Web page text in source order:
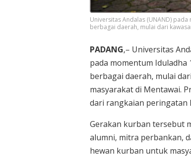
Universitas Andalas (UNAND)
berbagai daerah, mulai dari
PADANG,– Universitas
pada momentum
berbagai daerah, mulai
masyarakat di Mentawai.
dari rangkaian peringatan
Gerakan kurban tersebut
alumni, mitra perbankan,
hewan kurban untuk